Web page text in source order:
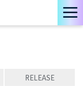
RELEASE